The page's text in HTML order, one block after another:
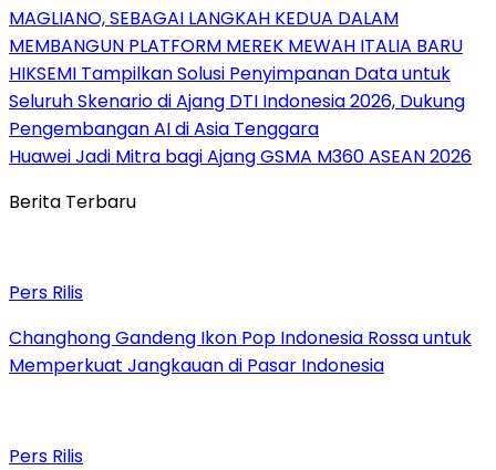
MAGLIANO, SEBAGAI LANGKAH KEDUA DALAM
MEMBANGUN PLATFORM MEREK MEWAH ITALIA BARU
HIKSEMI Tampilkan Solusi Penyimpanan Data untuk
Seluruh Skenario di Ajang DTI Indonesia 2026, Dukung
Pengembangan AI di Asia Tenggara
Huawei Jadi Mitra bagi Ajang GSMA M360 ASEAN 2026
Berita Terbaru
Pers Rilis
Changhong Gandeng Ikon Pop Indonesia Rossa untuk
Memperkuat Jangkauan di Pasar Indonesia
Pers Rilis